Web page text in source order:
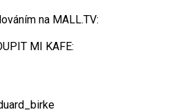
na MALL.TV:
MI KAFE: